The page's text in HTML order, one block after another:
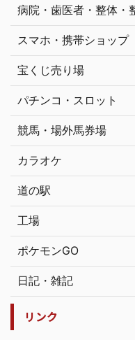
病院・歯医者・整体・
スマホ・携帯ショップ
宝くじ売り場
パチンコ・スロット
競馬・場外馬券場
カラオケ
道の駅
工場
ポケモンGO
日記・雑記
リンク